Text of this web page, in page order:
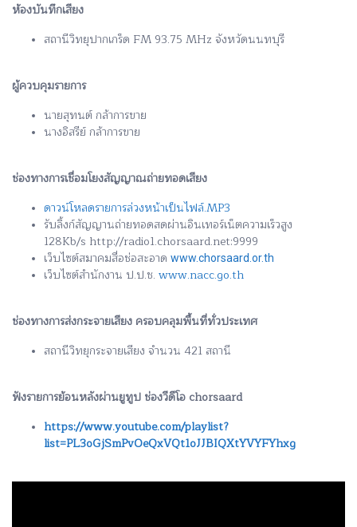
ห้องบันทึกเสียง
สถานีวิทยุปากเกร็ด FM 93.75 MHz จังหวัดนนทบุรี
ผู้ควบคุมรายการ
นายสุทนต์ กล้าการขาย
นางอิสรีย์ กล้าการขาย
ช่องทางการเชื่อมโยงสัญญาณถ่ายทอดเสียง
ดาวน์โหลดรายการล่วงหน้าเป็นไฟล์.MP3
รับลิ้งก์สัญญานถ่ายทอดสดผ่านอินเทอร์เน็ตความเร็วสูง
128Kb/s http://radio1.chorsaard.net:9999
เว็บไซต์สมาคมสื่อช่อสะอาด www.chorsaard.or.th
เว็บไซต์สำนักงาน ป.ป.ช. www.nacc.go.th
ช่องทางการส่งกระจายเสียง ครอบคลุมพื้นที่ทั่วประเทศ
สถานีวิทยุกระจายเสียง จำนวน 421 สถานี
ฟังรายการย้อนหลังผ่านยูทูป ช่องวีดีโอ chorsaard
https://www.youtube.com/playlist?
list=PL3oGjSmPvOeQxVQt1oJJBIQXtYVYFYhxg